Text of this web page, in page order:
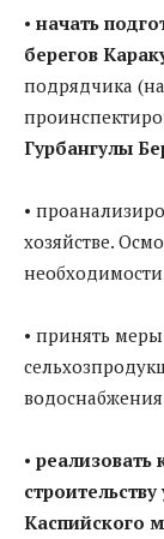
• начать
берегов
подрядчика
Гурбангулы
•
хозяйстве.
• принять
• реализовать
Каспийского